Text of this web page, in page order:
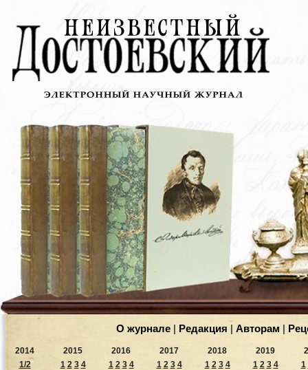
О журнале | Редакция | Авторам |
2014
1/2
2015
1 2 3 4
2016
1 2 3 4
2017
1 2 3 4
2018
1 2 3 4
2019
1 2 3 4
1